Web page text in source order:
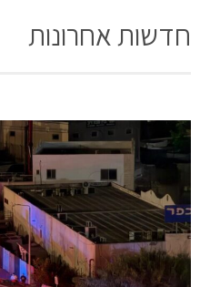
חדשות אחרונות